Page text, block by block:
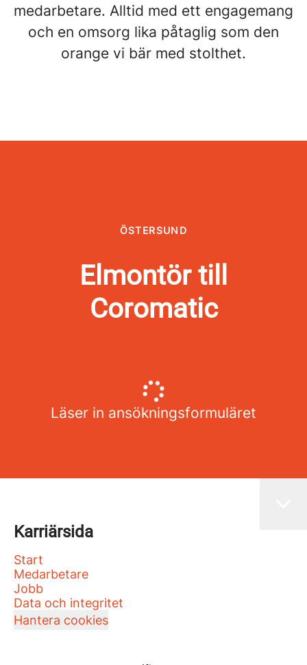
medarbetare. Alltid med ett engagemang
och en omsorg lika påtaglig som den
orange vi bär med stolthet.
ÖSTERSUND
Elmontör till
Coromatic
Läser in ansökningsformuläret
Karriärsida
Start
Medarbetare
Jobb
Data och integritet
Hantera cookies